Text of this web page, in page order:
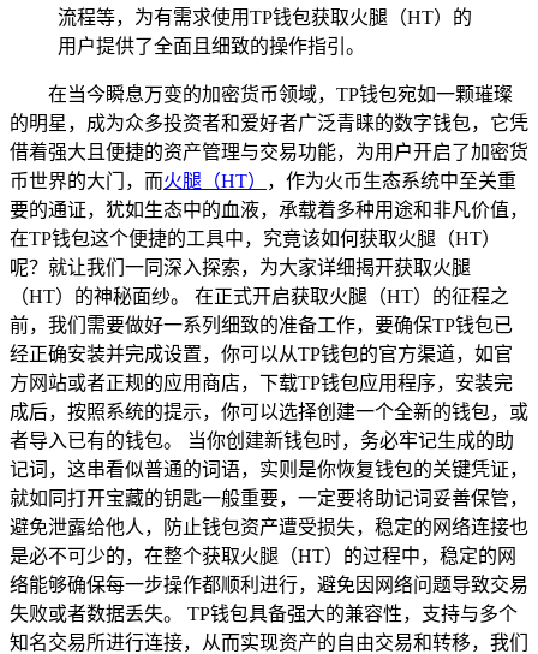
流程等，为有需求使用TP钱包获取火腿（HT）的
用户提供了全面且细致的操作指引。
在当今瞬息万变的加密货币领域，TP钱包宛如一颗璀璨
的明星，成为众多投资者和爱好者广泛青睐的数字钱包，它凭
借着强大且便捷的资产管理与交易功能，为用户开启了加密货
币世界的大门，而火腿（HT）
，作为火币生态系统中至关重
要的通证，犹如生态中的血液，承载着多种用途和非凡价值，
在TP钱包这个便捷的工具中，究竟该如何获取火腿（HT）
呢？就让我们一同深入探索，为大家详细揭开获取火腿
（HT）的神秘面纱。 在正式开启获取火腿（HT）的征程之
前，我们需要做好一系列细致的准备工作，要确保TP钱包已
经正确安装并完成设置，你可以从TP钱包的官方渠道，如官
方网站或者正规的应用商店，下载TP钱包应用程序，安装完
成后，按照系统的提示，你可以选择创建一个全新的钱包，或
者导入已有的钱包。 当你创建新钱包时，务必牢记生成的助
记词，这串看似普通的词语，实则是你恢复钱包的关键凭证，
就如同打开宝藏的钥匙一般重要，一定要将助记词妥善保管，
避免泄露给他人，防止钱包资产遭受损失，稳定的网络连接也
是必不可少的，在整个获取火腿（HT）的过程中，稳定的网
络能够确保每一步操作都顺利进行，避免因网络问题导致交易
失败或者数据丢失。 TP钱包具备强大的兼容性，支持与多个
知名交易所进行连接，从而实现资产的自由交易和转移，我们